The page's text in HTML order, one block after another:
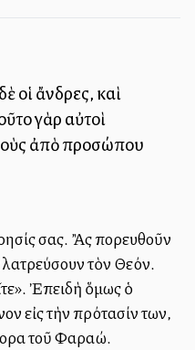
οἱ ἄνδρες, καὶ
γὰρ αὐτοὶ
ἀπὸ προσώπου
σας. Ἂς πορευθοῦν
λατρεύσουν τὸν Θεόν.
Ἐπειδὴ ὅμως ὁ
εἰς τὴν πρότασίν των,
τοῦ Φαραώ.